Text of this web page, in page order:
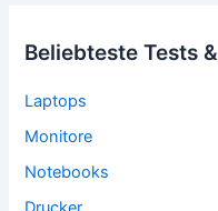
Beliebteste Tests
Laptops
Monitore
Notebooks